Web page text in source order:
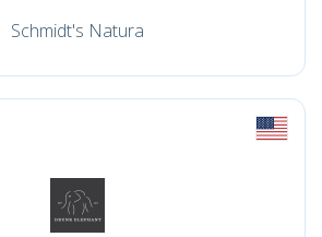
Schmidt's Natura